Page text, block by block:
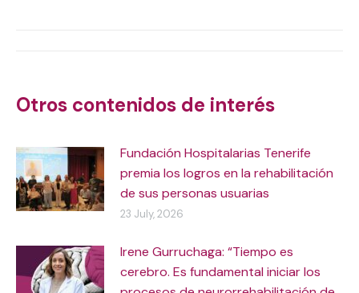
Otros contenidos de interés
Fundación Hospitalarias Tenerife
premia los logros en la rehabilitación
de sus personas usuarias
23 July, 2026
Irene Gurruchaga: “Tiempo es
cerebro. Es fundamental iniciar los